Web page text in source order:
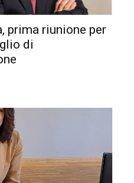
prima riunione per
di